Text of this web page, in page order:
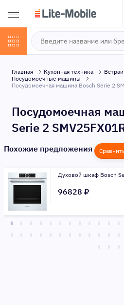
Главная Кухонная техника
Посудомоечные машины
Посудомоечная машина Bosch Serie 2
Посудомоечная
Serie 2
Похожие предложения
Духовой шкаф Bosch
96828 ₽